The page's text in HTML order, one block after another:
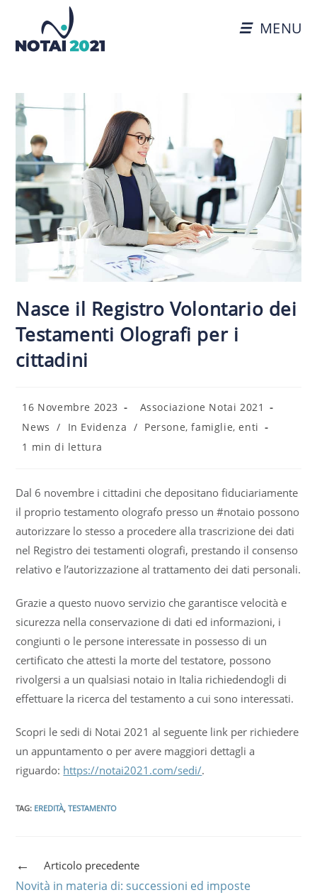
MENU
Nasce il Registro Volontario dei
Testamenti Olografi per i
cittadini
16 Novembre 2023
Associazione Notai 2021
News
/ In Evidenza / Persone, famiglie, enti
1 min di lettura
Dal 6 novembre i cittadini che depositano fiduciariamente
il proprio testamento olografo presso un #notaio possono
autorizzare lo stesso a procedere alla trascrizione dei dati
nel Registro dei testamenti olografi, prestando il consenso
relativo e l’autorizzazione al trattamento dei dati personali.
Grazie a questo nuovo servizio che garantisce velocità e
sicurezza nella conservazione di dati ed informazioni, i
congiunti o le persone interessate in possesso di un
certificato che attesti la morte del testatore, possono
rivolgersi a un qualsiasi notaio in Italia richiedendogli di
effettuare la ricerca del testamento a cui sono interessati.
Scopri le sedi di Notai 2021 al seguente link per richiedere
un appuntamento o per avere maggiori dettagli a
riguardo: https://notai2021.com/sedi/.
TAG: EREDITÀ, TESTAMENTO
Articolo precedente
Novità in materia di: successioni ed imposte